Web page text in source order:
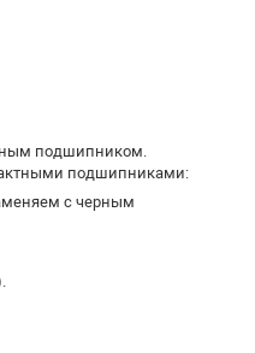
подшипником.
подшипниками:
с черным